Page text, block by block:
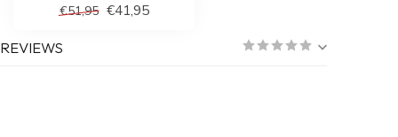
€51,95 €41,95
REVIEWS